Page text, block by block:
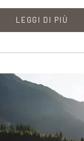
LEGGI DI PIÙ